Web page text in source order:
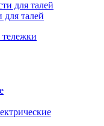
для талей